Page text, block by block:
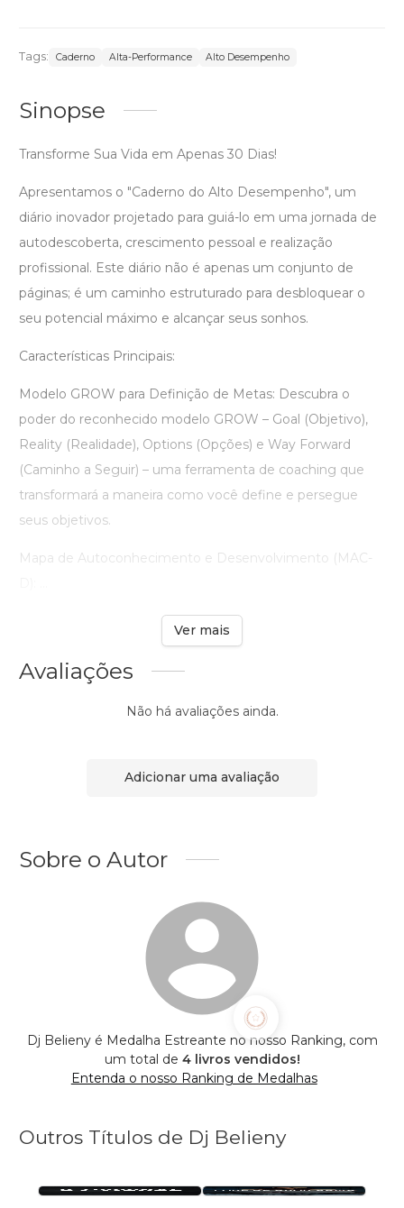
Tags: Caderno Alta-Performance Alto Desempenho
Sinopse
Transforme Sua Vida em Apenas 30 Dias!
Apresentamos o "Caderno do Alto Desempenho", um
diário inovador projetado para guiá-lo em uma jornada de
autodescoberta, crescimento pessoal e realização
profissional. Este diário não é apenas um conjunto de
páginas; é um caminho estruturado para desbloquear o
seu potencial máximo e alcançar seus sonhos.
Características Principais:
Modelo GROW para Definição de Metas: Descubra o
poder do reconhecido modelo GROW – Goal (Objetivo),
Reality (Realidade), Options (Opções) e Way Forward
(Caminho a Seguir) – uma ferramenta de coaching que
transformará a maneira como você define e persegue
seus objetivos.
Mapa de Autoconhecimento e Desenvolvimento (MAC-
Ver mais
Avaliações
Não há avaliações ainda.
Adicionar uma avaliação
Sobre o Autor
Dj Belieny é Medalha Estreante no nosso Ranking, com
um total de 4 livros vendidos!
Entenda o nosso Ranking de Medalhas
Outros Títulos de Dj Belieny